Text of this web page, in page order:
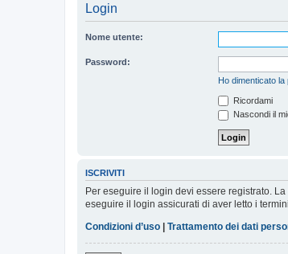
Login
Nome utente:
Password:
Ho dimenticato
Ricordami
Nascondi il
ISCRIVITI
Per eseguire il login devi essere registrato.
eseguire il login assicurati di aver letto i
Condizioni d’uso
Trattamento dei dati